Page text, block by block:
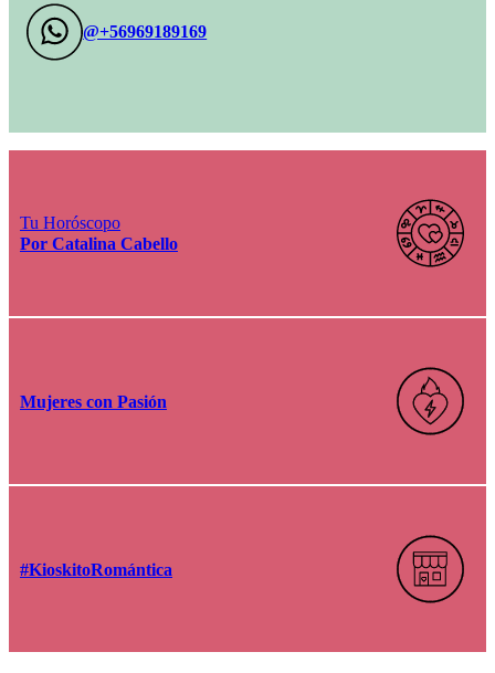
@+56969189169
Tu Horóscopo
Por Catalina Cabello
Mujeres con Pasión
#KioskitoRomántica